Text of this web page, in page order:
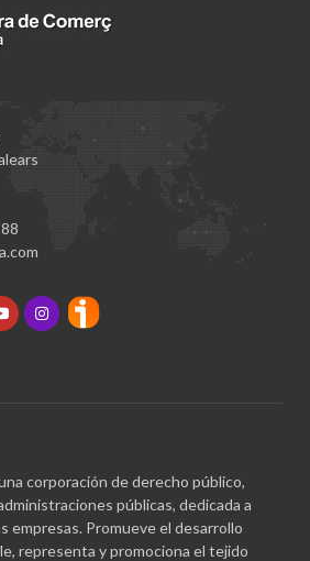
corporación de derecho público,
públicas, dedicada a
empresas. Promueve el desarrollo
representa y promociona el tejido